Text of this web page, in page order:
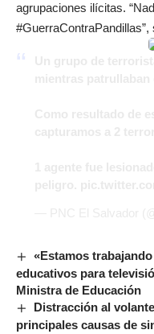
agrupaciones ilícitas.
«Estamos
educativos para
Ministra de Educación
Distracción al
principales causas de